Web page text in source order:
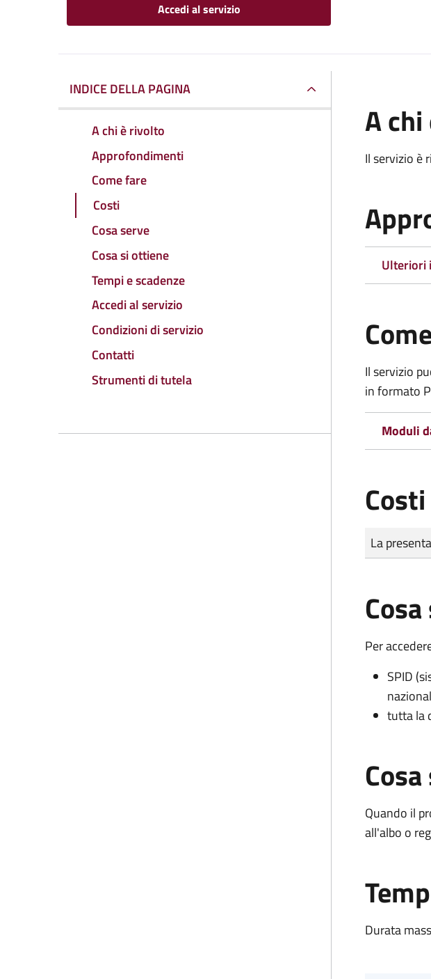
Accedi al servizio
INDICE DELLA PAGINA
A chi è rivolto
Approfondimenti
Come fare
Costi
Cosa serve
Cosa si ottiene
Tempi e scadenze
Accedi al servizio
Condizioni di servizio
Contatti
Strumenti di tutela
A
Il servizio è
Ulteriori
Il servizio
in formato
Moduli
Costi
Tipo di
Importo
La
Per
SPID
tutta la
Quando il
all'albo o
Durata